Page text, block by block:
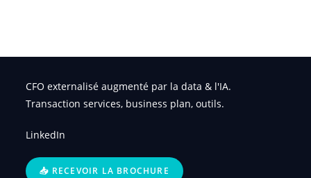
CFO externalisé augmenté par la data & l'IA.
Transaction services, business plan, outils.
LinkedIn
📥 RECEVOIR LA BROCHURE